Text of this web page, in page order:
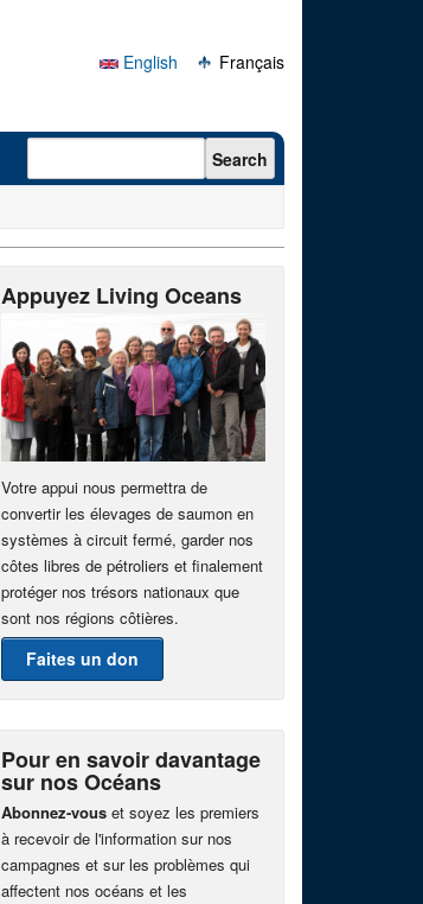
English
Français
Search form Search
Appuyez Living Oceans
Votre appui nous permettra de
convertir les élevages de saumon en
systèmes à circuit fermé, garder nos
côtes libres de pétroliers et finalement
protéger nos trésors nationaux que
sont nos régions côtières.
Faites un don
Pour en savoir davantage
sur nos Océans
Abonnez-vous et soyez les premiers
à recevoir de l'information sur nos
campagnes et sur les problèmes qui
affectent nos océans et les